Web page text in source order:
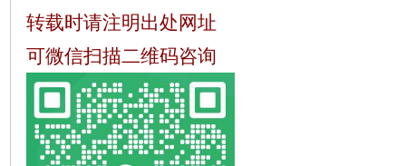
转载时请注明出处网址
可微信扫描二维码咨询